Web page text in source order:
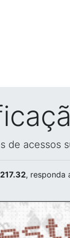
de acessos
, responda